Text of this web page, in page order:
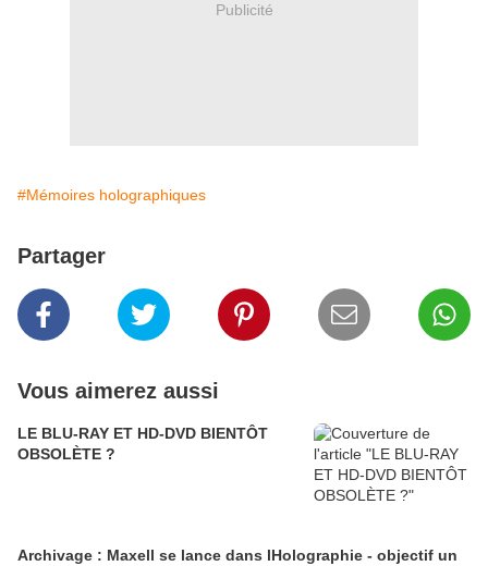
Publicité
#Mémoires holographiques
Partager
Vous aimerez aussi
LE BLU-RAY ET HD-DVD BIENTÔT
OBSOLÈTE ?
Archivage : Maxell se lance dans lHolographie - objectif un